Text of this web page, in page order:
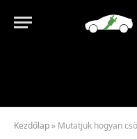
Kezdőlap » Mutatjuk hogyan